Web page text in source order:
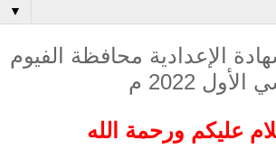
▼
الإعدادية محافظة الفيوم
2022 م
عليكم ورحمة الله